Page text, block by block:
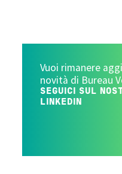
Vuoi rimanere
novità di Bureau
SEGUICI SUL
LINKEDIN